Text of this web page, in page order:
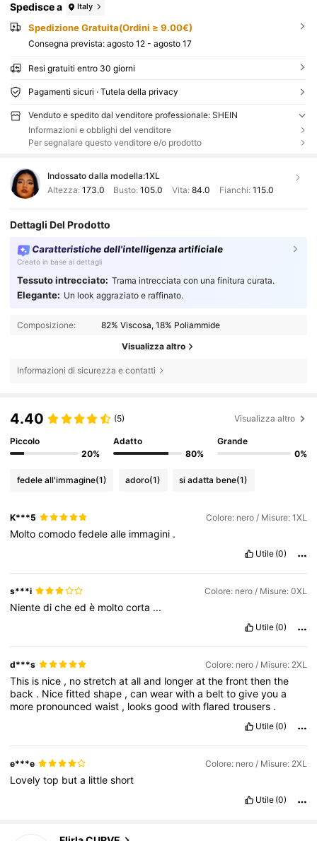
Spedisce a Italy
Spedizione Gratuita(Ordini ≥ 9.00€)
Consegna prevista: agosto 12 - agosto 17
Resi gratuiti entro 30 giorni
Pagamenti sicuri · Tutela della privacy
Venduto e spedito dal venditore professionale: SHEIN
Informazioni e obblighi del venditore
Per segnalare questo venditore e/o prodotto
Indossato dalla modella:1XL
Altezza: 173.0 Busto:105.0 Vita: 84.0 Fianchi: 115.0
Dettagli Del Prodotto
Caratteristiche dell'intelligenza artificiale
Creato in base ai dettagli
Tessuto intrecciato: Trama intrecciata con una finitura curata.
Elegante: Un look aggraziato e raffinato.
Composizione: 82% Viscosa, 18% Poliammide
Visualizza altro
Informazioni di sicurezza e contatti
4.40 (5) Visualizza altro
Piccolo
20%
Adatto
80%
Grande
0%
fedele all'immagine(1) adoro(1) si adatta bene(1)
K***5 Colore: nero / Misure: 1XL
Moltocomodofedelealle immagini .
Utile (0)
s***i Colore: nero / Misure: 0XL
Nientedicheedè moltocorta ...
Utile (0)
d***s Colore: nero / Misure: 2XL
This is nice , nostretchatalland longeratthefrontthenthe
back . Nicefittedshape ,canwearwitha belttogiveyoua
more pronouncedwaist , looksgoodwithflaredtrousers .
Utile (0)
e***e Colore: nero / Misure: 2XL
Lovelytop buta littleshort
Utile (0)